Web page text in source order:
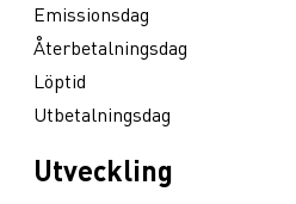
Emissionsdag
Återbetalningsdag
Löptid
Utbetalningsdag
Utveckling